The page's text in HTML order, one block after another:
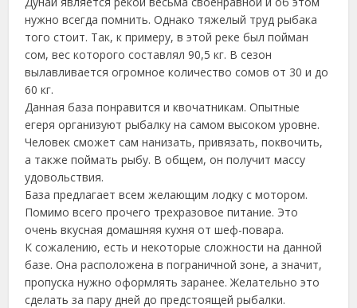
нужно всегда помнить. Однако тяжелый труд рыбака
того стоит. Так, к примеру, в этой реке был пойман
сом, вес которого составлял 90,5 кг. В сезон
вылавливается огромное количество сомов от 30 и до
60 кг.
Данная база понравится и квочатникам. Опытные
егеря организуют рыбалку на самом высоком уровне.
Человек сможет сам нанизать, привязать, поквочить,
а также поймать рыбу. В общем, он получит массу
удовольствия.
База предлагает всем желающим лодку с мотором.
Помимо всего прочего трехразовое питание. Это
очень вкусная домашняя кухня от шеф-повара.
К сожалению, есть и некоторые сложности на данной
базе. Она расположена в пограничной зоне, а значит,
пропуска нужно оформлять заранее. Желательно это
сделать за пару дней до предстоящей рыбалки.